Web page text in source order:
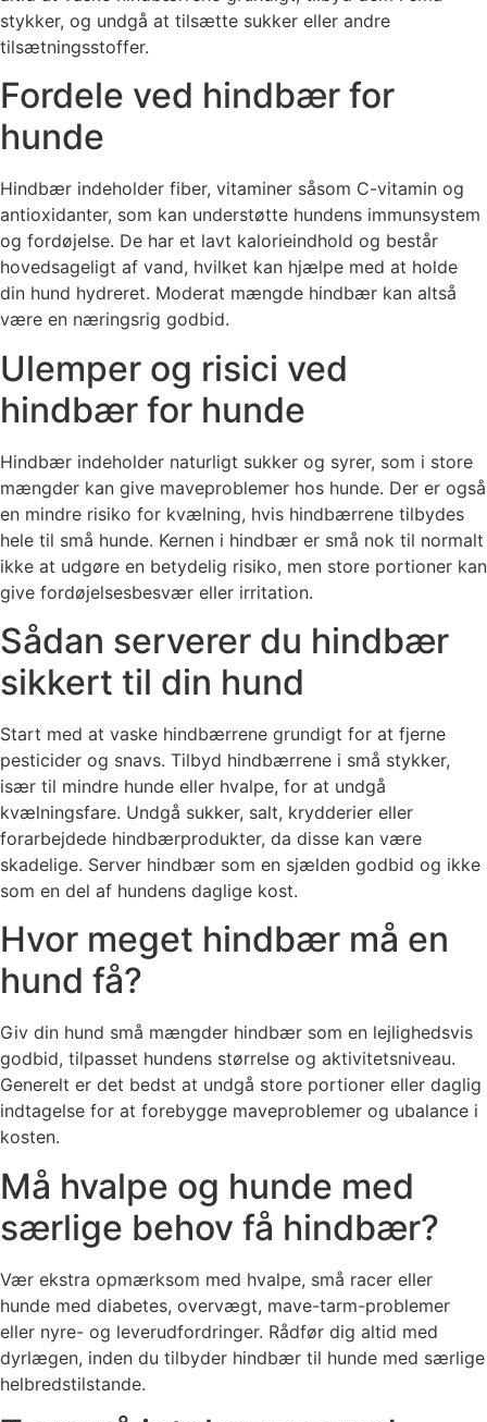
stykker, og undgå at tilsætte sukker eller andre
tilsætningsstoffer.
Fordele ved hindbær for
hunde
Hindbær indeholder fiber, vitaminer såsom C-vitamin og
antioxidanter, som kan understøtte hundens immunsystem
og fordøjelse. De har et lavt kalorieindhold og består
hovedsageligt af vand, hvilket kan hjælpe med at holde
din hund hydreret. Moderat mængde hindbær kan altså
være en næringsrig godbid.
Ulemper og risici ved
hindbær for hunde
Hindbær indeholder naturligt sukker og syrer, som i store
mængder kan give maveproblemer hos hunde. Der er også
en mindre risiko for kvælning, hvis hindbærrene tilbydes
hele til små hunde. Kernen i hindbær er små nok til normalt
ikke at udgøre en betydelig risiko, men store portioner kan
give fordøjelsesbesvær eller irritation.
Sådan serverer du hindbær
sikkert til din hund
Start med at vaske hindbærrene grundigt for at fjerne
pesticider og snavs. Tilbyd hindbærrene i små stykker,
især til mindre hunde eller hvalpe, for at undgå
kvælningsfare. Undgå sukker, salt, krydderier eller
forarbejdede hindbærprodukter, da disse kan være
skadelige. Server hindbær som en sjælden godbid og ikke
som en del af hundens daglige kost.
Hvor meget hindbær må en
hund få?
Giv din hund små mængder hindbær som en lejlighedsvis
godbid, tilpasset hundens størrelse og aktivitetsniveau.
Generelt er det bedst at undgå store portioner eller daglig
indtagelse for at forebygge maveproblemer og ubalance i
kosten.
Må hvalpe og hunde med
særlige behov få hindbær?
Vær ekstra opmærksom med hvalpe, små racer eller
hunde med diabetes, overvægt, mave-tarm-problemer
eller nyre- og leverudfordringer. Rådfør dig altid med
dyrlægen, inden du tilbyder hindbær til hunde med særlige
helbredstilstande.